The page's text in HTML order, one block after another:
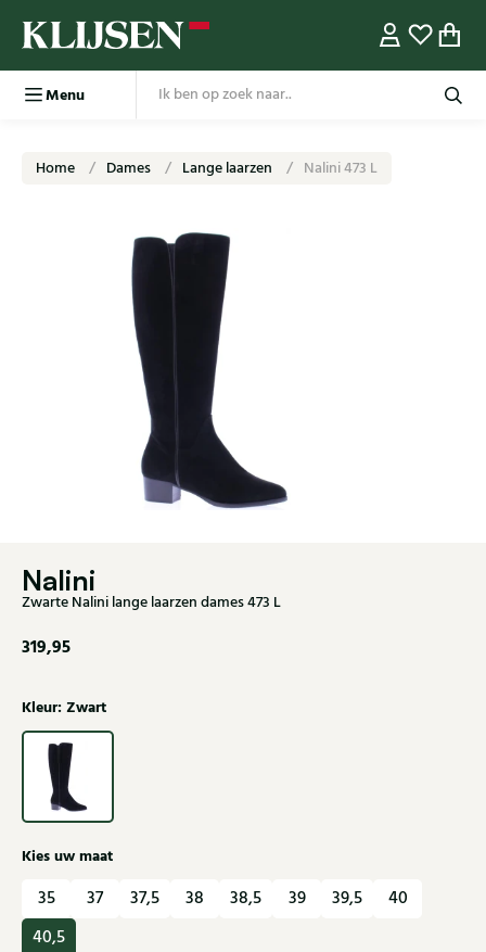
Menu
Home Dames Lange laarzen Nalini 473 L
Nalini
Zwarte Nalini lange laarzen dames 473 L
319,95
Kleur: Zwart
Kies uw maat
35 37 37,5 38 38,5 39 39,5
40
40,5